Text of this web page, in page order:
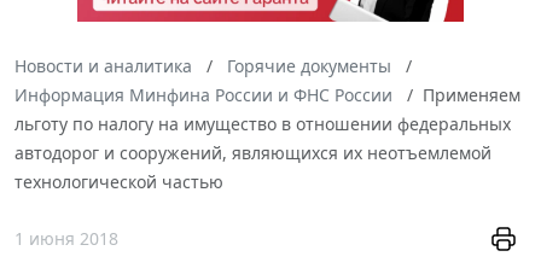
Новости и аналитика
Горячие документы
Информация Минфина России и ФНС России
Применяем
льготу по налогу на имущество в отношении федеральных
автодорог и сооружений, являющихся их неотъемлемой
технологической частью
1 июня 2018